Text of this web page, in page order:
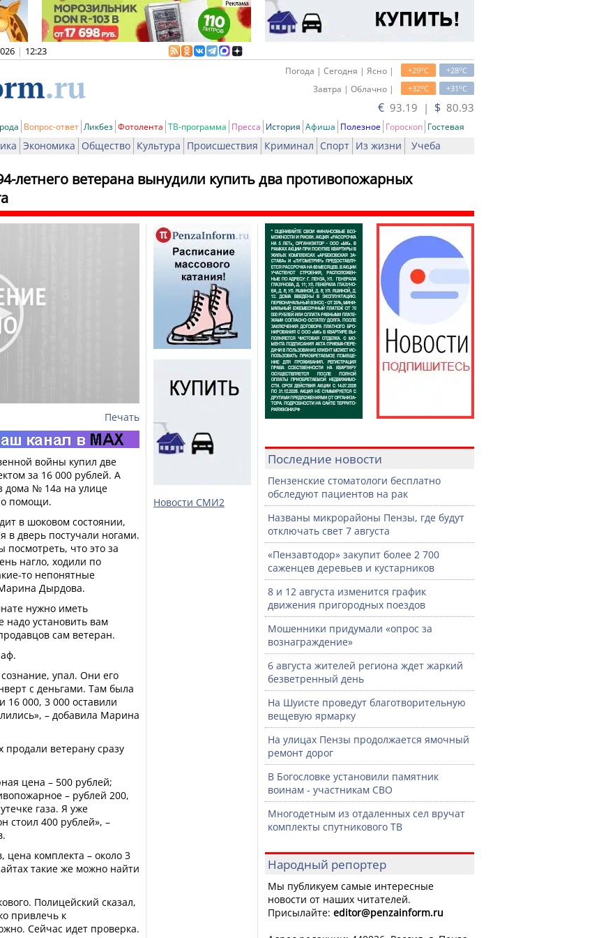
| 12:23
+28oC
+29oC
Погода | Сегодня | Ясно |
+31oC
+32oC
Завтра | Облачно |
€ 93.19 | $ 80.93
Вопрос-ответ Ликбез Фотолента ТВ-программа Пресса История Афиша Полезное Гороскоп Гостевая
Экономика Общество Культура Происшествия Криминал Спорт Из жизни Учеба
летнего ветерана вынудили купить два противопожарных
Печать
войны купил две
за 16 000 рублей. А
дома № 14а на улице
о помощи.
в шоковом состоянии,
в дверь постучали ногами.
что это за
нагло, ходили по
то непонятные
Дырдова.
нужно иметь
установить вам
сам ветеран.
упал. Они его
с деньгами. Там была
16 000, 3 000 оставили
– добавила Марина
ветерану сразу
цена – 500 рублей;
– рублей 200,
газа. Я уже
стоил 400 рублей», –
цена комплекта – около 3
такие же можно найти
Полицейский сказал,
привлечь к
Сейчас идет проверка.
Новости СМИ2
Последние новости
Пензенские стоматологи бесплатно
обследуют пациентов на рак
Названы микрорайоны Пензы, где будут
отключать свет 7 августа
«Пензавтодор» закупит более 2 700
саженцев деревьев и кустарников
8 и 12 августа изменится график
движения пригородных поездов
Мошенники придумали «опрос за
вознаграждение»
6 августа жителей региона ждет жаркий
безветренный день
На Шуисте проведут благотворительную
вещевую ярмарку
На улицах Пензы продолжается ямочный
ремонт дорог
В Богословке установили памятник
воинам - участникам СВО
Многодетным из отдаленных сел вручат
комплекты спутникового ТВ
Народный репортер
Мы публикуем самые интересные
новости от наших читателей.
Присылайте: editor@penzainform.ru